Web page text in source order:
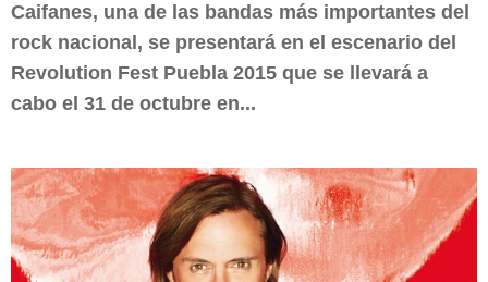
Caifanes, una de las bandas más importantes del
rock nacional, se presentará en el escenario del
Revolution Fest Puebla 2015 que se llevará a
cabo el 31 de octubre en...